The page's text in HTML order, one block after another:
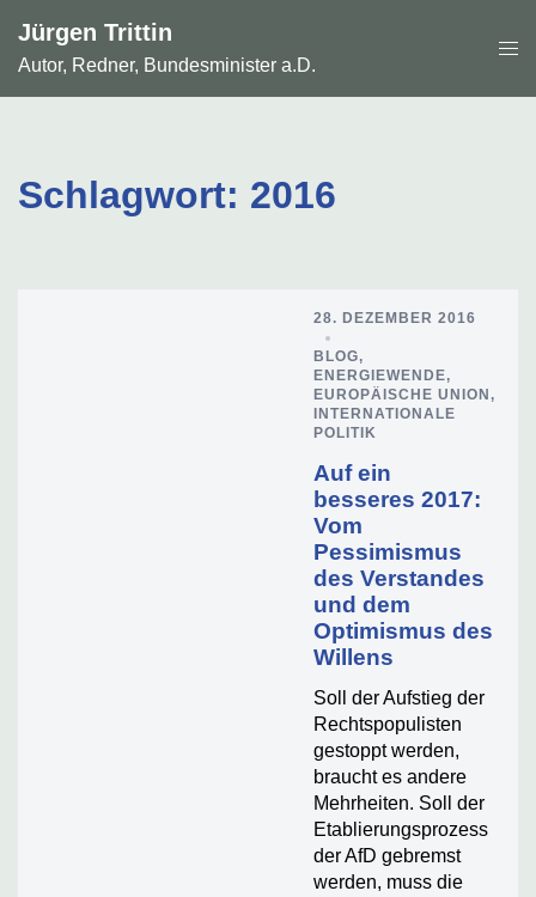
Inhalt
springen
Jürgen Trittin
Autor, Redner, Bundesminister a.D.
Schlagwort: 2016
28. DEZEMBER 2016
BLOG,
ENERGIEWENDE,
EUROPÄISCHE UNION ,
INTERNATIONALE
POLITIK
Auf ein
besseres 2017:
Vom
Pessimismus
des Verstandes
und dem
Optimismus des
Willens
Soll der Aufstieg der
Rechtspopulisten
gestoppt werden,
braucht es andere
Mehrheiten. Soll der
Etablierungsprozess
der AfD gebremst
werden, muss die